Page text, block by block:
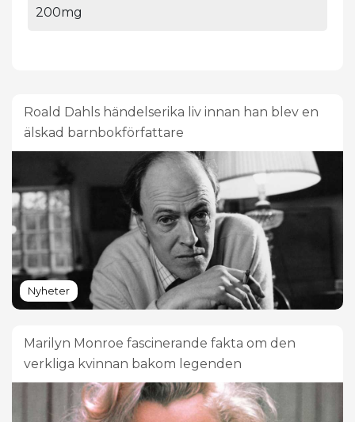
200mg
Roald Dahls händelserika liv innan han blev en
älskad barnbokförfattare
Nyheter
Marilyn Monroe fascinerande fakta om den
verkliga kvinnan bakom legenden